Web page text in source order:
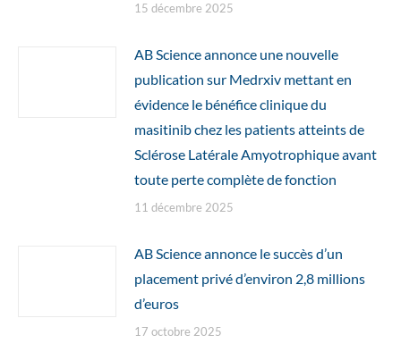
15 décembre 2025
AB Science annonce une nouvelle
publication sur Medrxiv mettant en
évidence le bénéfice clinique du
masitinib chez les patients atteints de
Sclérose Latérale Amyotrophique avant
toute perte complète de fonction
11 décembre 2025
AB Science annonce le succès d’un
placement privé d’environ 2,8 millions
d’euros
17 octobre 2025